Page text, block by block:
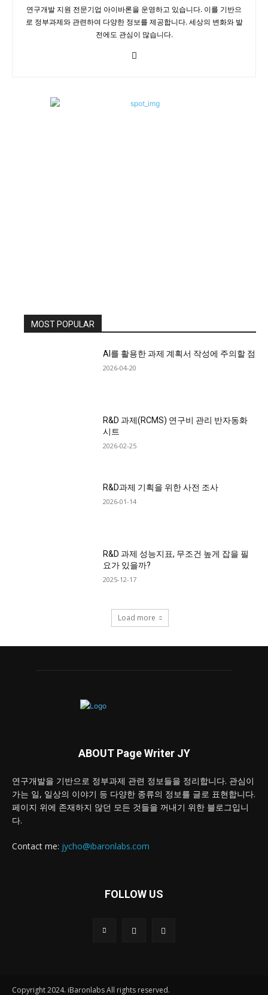
연구개발 지원 전문기업 아이바론을 운영하고 있습니다. 이를 기반으
로 정부과제와 관련하여 다양한 정보를 제공합니다. 세상의 변화와 발
전에도 관심이 많습니다.
MOST POPULAR
AI를 활용한 과제 계획서 작성에 주의할 점
2026-04-20
R&D 과제(RCMS) 연구비 관리 반자동화
시트
2026-02-25
R&D과제 기획을 위한 사전 조사
2026-01-14
R&D 과제 성능지표, 무조건 높게 잡을 필
요가 있을까?
2025-12-17
Load more
ABOUT Page Writer JY
연구개발을 기반으로 정부과제 관련 정보들을 정리합니다. 관심이
가는 일, 일상의 이야기 등 다양한 종류의 정보를 글로 표현합니다.
페이지 위에 존재하지 않던 모든 것들을 꺼내기 위한 블로그입니
다.
Contact me: jycho@ibaronlabs.com
FOLLOW US
Copyright 2024. iBaronlabs All rights reserved.